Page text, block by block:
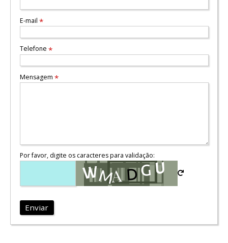
E-mail *
Telefone *
Mensagem *
Por favor, digite os caracteres para validação:
Enviar